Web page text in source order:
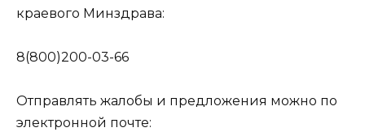
краевого Минздрава:
8(800)200-03-66
Отправлять жалобы и предложения можно по
электронной почте: